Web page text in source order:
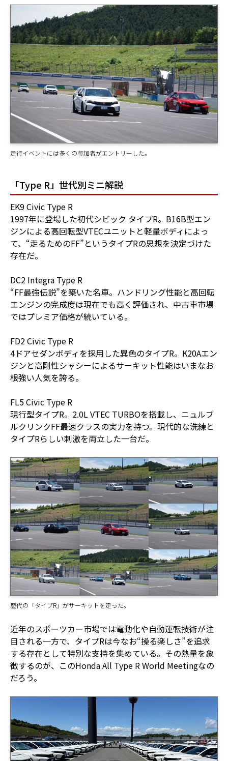
走行イベントには多くの参加者がエントリーした。
「Type R」世代別ミニ解説
EK9 Civic Type R
1997年に登場した初代シビック タイプR。B16B型エン
ジンによる高回転型VTECユニットと軽量ボディによっ
て、“走るためのFF”というタイプRの思想を決定づけた
存在だ。
DC2 Integra Type R
“FF最強伝説”を築いた名車。ハンドリング性能と高回転
エンジンの完成度は現在でも高く評価され、中古車市場
ではプレミア価格が続いている。
FD2 Civic Type R
4ドアセダンボディを採用した異色のタイプR。K20Aエン
ジンと高剛性シャシーによるサーキット性能はいまなお
根強い人気を誇る。
FL5 Civic Type R
現行型タイプR。2.0L VTEC TURBOを搭載し、ニュルブ
ルクリンクFF最速クラスの実力を持つ。現代的な洗練と
タイプRらしい刺激を両立した一台だ。
歴代の「タイプR」がサーキットを走った。
近年のスポーツカー市場では電動化や自動運転技術が注
目される一方で、タイプRは今なお“操る楽しさ”を追求
する存在として特別な支持を集めている。その熱量を象
徴するのが、このHonda All Type R World Meetingなの
だろう。